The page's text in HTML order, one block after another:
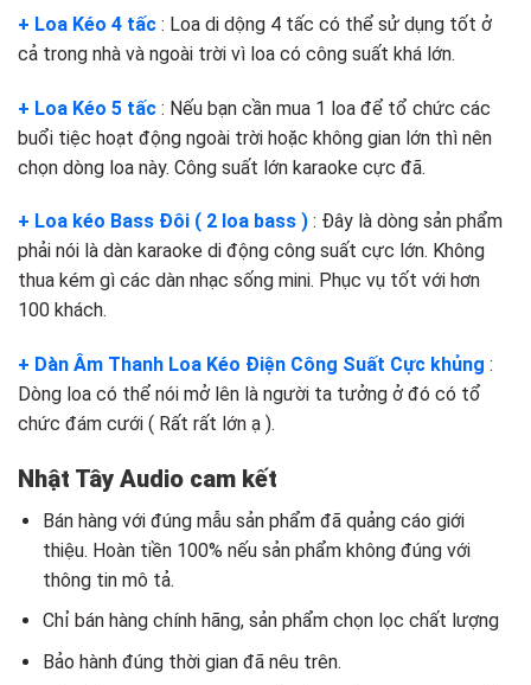
+ Loa Kéo 4 tấc : Loa di dộng 4 tấc có thể sử dụng tốt ở
cả trong nhà và ngoài trời vì loa có công suất khá lớn.
+ Loa Kéo 5 tấc : Nếu bạn cần mua 1 loa để tổ chức các
buổi tiệc hoạt động ngoài trời hoặc không gian lớn thì nên
chọn dòng loa này. Công suất lớn karaoke cực đã.
+ Loa kéo Bass Đôi ( 2 loa bass ) : Đây là dòng sản phẩm
phải nói là dàn karaoke di động công suất cực lớn. Không
thua kém gì các dàn nhạc sống mini. Phục vụ tốt với hơn
100 khách.
+ Dàn Âm Thanh Loa Kéo Điện Công Suất Cực khủng :
Dòng loa có thể nói mở lên là người ta tưởng ở đó có tổ
chức đám cưới ( Rất rất lớn ạ ).
Nhật Tây Audio cam kết
Bán hàng với đúng mẫu sản phẩm đã quảng cáo giới
thiệu. Hoàn tiền 100% nếu sản phẩm không đúng với
thông tin mô tả.
Chỉ bán hàng chính hãng, sản phẩm chọn lọc chất lượng
Bảo hành đúng thời gian đã nêu trên.